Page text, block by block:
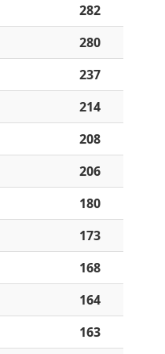
282
280
237
214
208
206
180
173
168
164
163